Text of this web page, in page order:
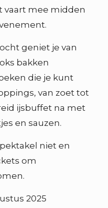
vaart mee midden
geniet je van
bakken
die je kunt
van zoet tot
ijsbuffet na met
en sauzen.
niet en
om
2025